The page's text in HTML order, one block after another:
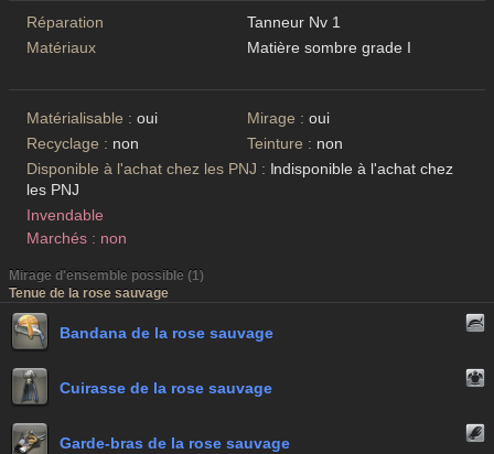
Réparation
Tanneur Nv 1
Matériaux
Matière sombre grade I
Matérialisable : oui Mirage : oui
Recyclage : non Teinture : non
Disponible à l'achat chez les PNJ : Indisponible à l'achat chez
les PNJ
Invendable
Marchés : non
Mirage d'ensemble possible (1)
Tenue de la rose sauvage
Bandana de la rose sauvage
Cuirasse de la rose sauvage
Garde-bras de la rose sauvage